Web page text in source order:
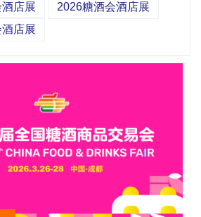
店展
2026糖酒会酒店展
店展